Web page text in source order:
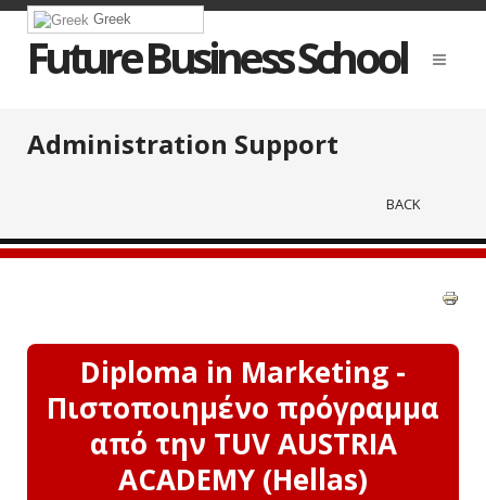
Greek
Future Business School
Administration Support
BACK
Diploma in Marketing -
Πιστοποιημένο πρόγραμμα
από την TUV AUSTRIA
ACADEMY (Hellas)